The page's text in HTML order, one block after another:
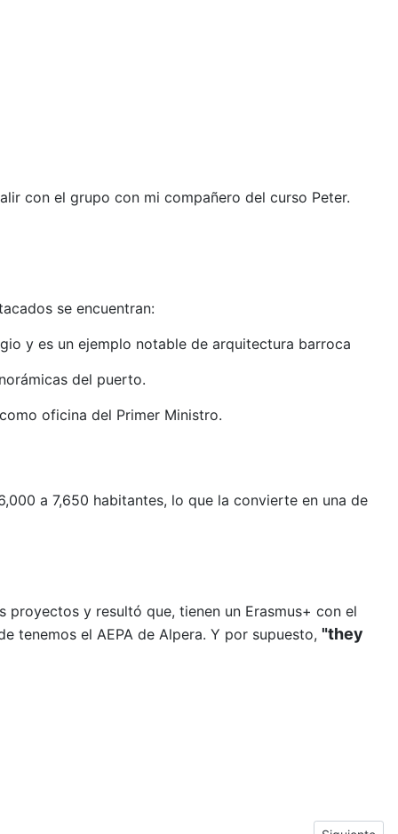
con el grupo con mi compañero del curso Peter.
se encuentran:​
y es un ejemplo notable de arquitectura barroca
del puerto.
oficina del Primer Ministro.
a 7,650 habitantes, lo que la convierte en una de
proyectos y resultó que, tienen un Erasmus+ con el
tenemos el AEPA de Alpera. Y por supuesto, "they